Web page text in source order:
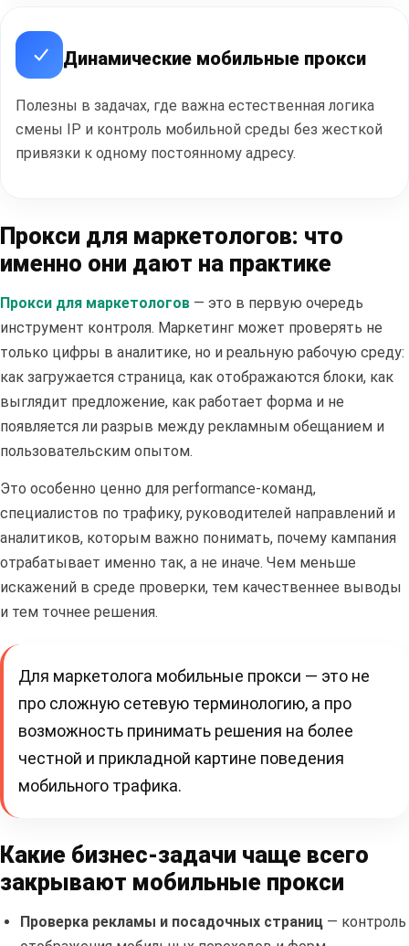
Динамические мобильные прокси
Полезны в задачах, где важна естественная логика
смены IP и контроль мобильной среды без жесткой
привязки к одному постоянному адресу.
Прокси для маркетологов: что
именно они дают на практике
Прокси для маркетологов — это в первую очередь
инструмент контроля. Маркетинг может проверять не
только цифры в аналитике, но и реальную рабочую среду:
как загружается страница, как отображаются блоки, как
выглядит предложение, как работает форма и не
появляется ли разрыв между рекламным обещанием и
пользовательским опытом.
Это особенно ценно для performance-команд,
специалистов по трафику, руководителей направлений и
аналитиков, которым важно понимать, почему кампания
отрабатывает именно так, а не иначе. Чем меньше
искажений в среде проверки, тем качественнее выводы
и тем точнее решения.
Для маркетолога мобильные прокси — это не
про сложную сетевую терминологию, а про
возможность принимать решения на более
честной и прикладной картине поведения
мобильного трафика.
Какие бизнес-задачи чаще всего
закрывают мобильные прокси
Проверка рекламы и посадочных страниц — контроль